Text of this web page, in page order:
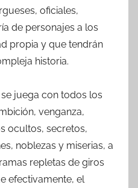
oficiales,
de personajes a los
propia y que tendrán
historia.
juega con todos los
venganza,
ocultos, secretos,
noblezas y miserias, a
repletas de giros
efectivamente, el